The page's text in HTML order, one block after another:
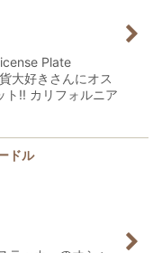
Plate
大好きさんにオス
ト!! カリフォルニア
ドル